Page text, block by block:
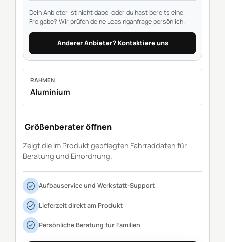
Dein Anbieter ist nicht dabei oder du hast bereits eine
Freigabe? Wir prüfen deine Leasinganfrage persönlich.
Anderer Anbieter? Kontaktiere uns
RAHMEN
Aluminium
Größenberater öffnen
Zeigt die im Produkt gepflegten Fahrraddaten für
Beratung und Einordnung.
Aufbauservice und Werkstatt-Support
Lieferzeit direkt am Produkt
Persönliche Beratung für Familien